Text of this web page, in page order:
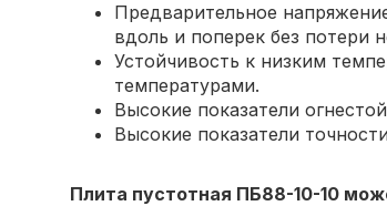
Предварительное
вдоль и поперек без потери
Устойчивость к низким
температурами.
Высокие показатели
Высокие показатели
Плита пустотная ПБ88-10-10